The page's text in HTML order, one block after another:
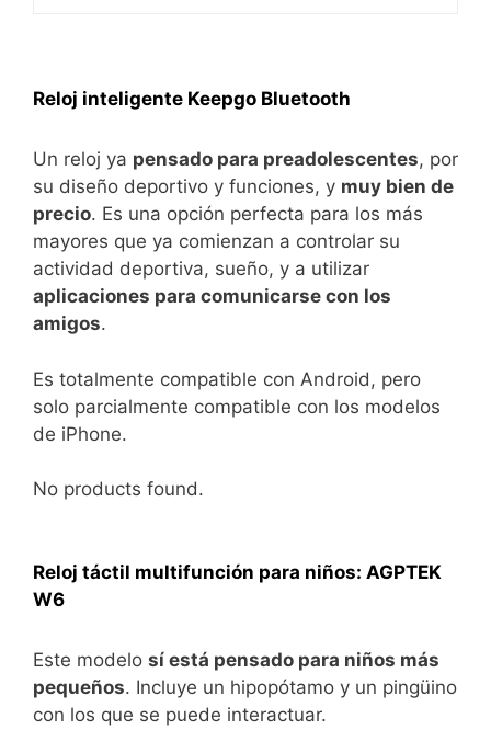
Reloj inteligente Keepgo Bluetooth
Un reloj ya pensado para preadolescentes, por
su diseño deportivo y funciones, y muy bien de
precio. Es una opción perfecta para los más
mayores que ya comienzan a controlar su
actividad deportiva, sueño, y a utilizar
aplicaciones para comunicarse con los
amigos.
Es totalmente compatible con Android, pero
solo parcialmente compatible con los modelos
de iPhone.
No products found.
Reloj táctil multifunción para niños: AGPTEK
W6
Este modelo sí está pensado para niños más
pequeños. Incluye un hipopótamo y un pingüino
con los que se puede interactuar.